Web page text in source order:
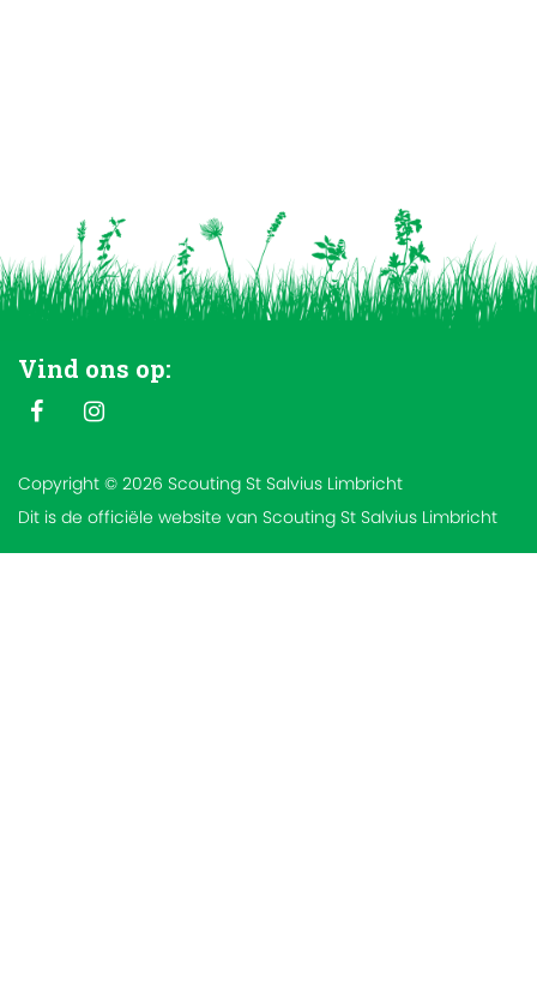
Vind ons op:
Copyright © 2026 Scouting St Salvius Limbricht
Dit is de officiële website van Scouting St Salvius Limbricht